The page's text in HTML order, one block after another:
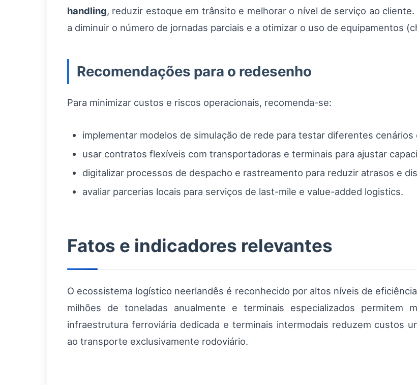
handling, reduzir estoque em trânsito e melhorar o nível de serviço ao
a diminuir o número de jornadas parciais e a otimizar o uso de equipamentos
Recomendações para o redesenho
Para minimizar custos e riscos operacionais, recomenda-se:
implementar modelos de simulação de rede para testar diferentes cenários
usar contratos flexíveis com transportadoras e terminais para ajustar
digitalizar processos de despacho e rastreamento para reduzir atrasos e
avaliar parcerias locais para serviços de last-mile e value-added logistics.
Fatos e indicadores relevantes
O ecossistema logístico neerlandês é reconhecido por altos níveis de
milhões de toneladas anualmente e terminais especializados permitem
infraestrutura ferroviária dedicada e terminais intermodais reduzem custos
ao transporte exclusivamente rodoviário.